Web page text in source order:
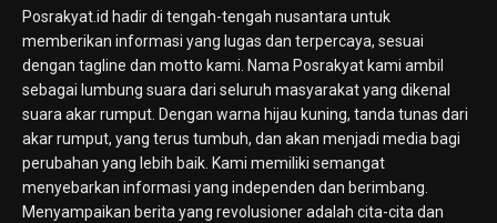
Posrakyat.id hadir di tengah-tengah nusantara untuk
memberikan informasi yang lugas dan terpercaya, sesuai
dengan tagline dan motto kami. Nama Posrakyat kami ambil
sebagai lumbung suara dari seluruh masyarakat yang dikenal
suara akar rumput. Dengan warna hijau kuning, tanda tunas dari
akar rumput, yang terus tumbuh, dan akan menjadi media bagi
perubahan yang lebih baik. Kami memiliki semangat
menyebarkan informasi yang independen dan berimbang.
Menyampaikan berita yang revolusioner adalah cita-cita dan